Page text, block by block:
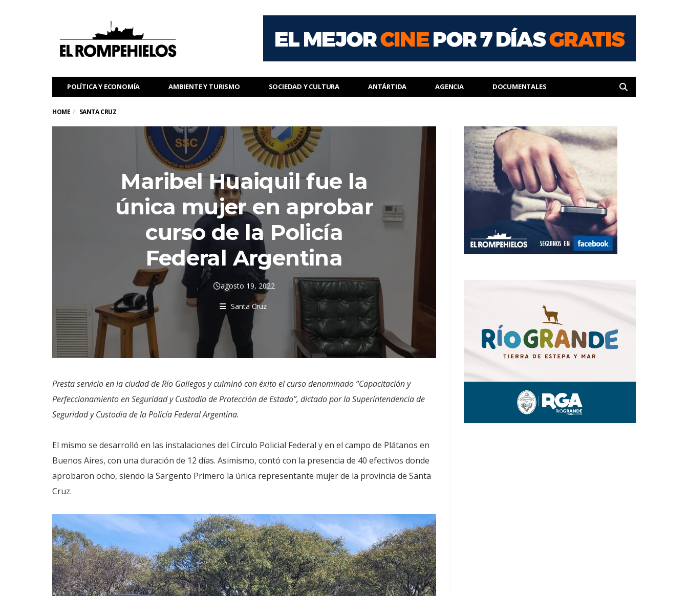
POLÍTICA Y ECONOMÍA AMBIENTE Y TURISMO SOCIEDAD Y CULTURA ANTÁRTIDA AGENCIA DOCUMENTALES
HOME SANTA CRUZ
Maribel Huaiquil fue la
única mujer en aprobar
curso de la Policía
Federal Argentina
agosto 19, 2022
Santa Cruz
Presta servicio en la ciudad de Río Gallegos y culminó con éxito el curso denominado “Capacitación y
Perfeccionamiento en Seguridad y Custodia de Protección de Estado”, dictado por la Superintendencia de
Seguridad y Custodia de la Policía Federal Argentina.
El mismo se desarrolló en las instalaciones del Círculo Policial Federal y en el campo de Plátanos en
Buenos Aires, con una duración de 12 días. Asimismo, contó con la presencia de 40 efectivos donde
aprobaron ocho, siendo la Sargento Primero la única representante mujer de la provincia de Santa
Cruz.